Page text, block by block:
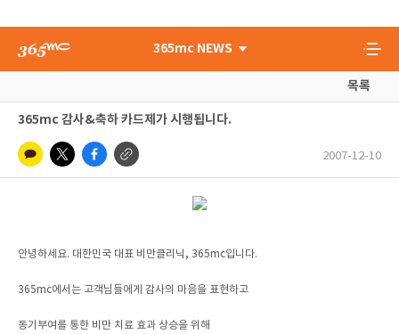
365mc NEWS
목록
365mc 감사&축하 카드제가 시행됩니다.
2007-12-10
안녕하세요. 대한민국 대표 비만클리닉, 365mc입니다.
365mc에서는 고객님들에게 감사의 마음을 표현하고
동기부여를 통한 비만 치료 효과 상승을 위해